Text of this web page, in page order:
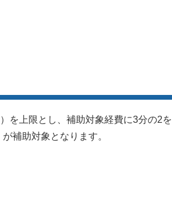
を上限とし、補助対象経費に3分の2を
補助対象となります。